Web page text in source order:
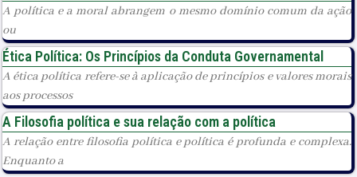
A política e a moral abrangem o mesmo domínio comum da ação
ou
Ética Política: Os Princípios da Conduta Governamental
A ética política refere-se à aplicação de princípios e valores morais
aos processos
A Filosofia política e sua relação com a política
A relação entre filosofia política e política é profunda e complexa.
Enquanto a